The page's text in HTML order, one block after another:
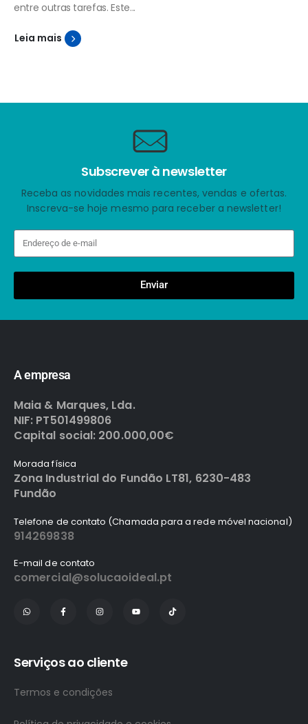
entre outras tarefas. Este...
Leia mais
Subscrever à newsletter
Receba as novidades mais recentes, vendas e ofertas.
Inscreva-se hoje mesmo para receber a newsletter!
Enviar
A empresa
Maia & Marques, Lda.
NIF: PT501499806
Capital social: 200.000,00€
Morada física
Zona Industrial do Fundão LT81, 6230-483
Fundão
Telefone de contato (Chamada para a rede móvel nacional)
914269838
E-mail de contato
comercial@solucaoideal.pt
Serviços ao cliente
Termos e condições